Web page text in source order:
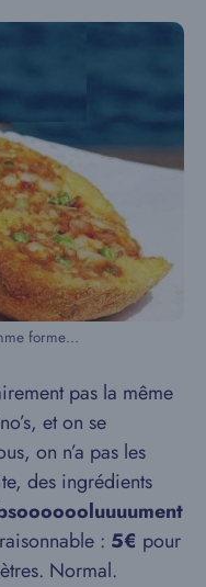
forme…
pas la même
et on se
on n’a pas les
des ingrédients
: 5€ pour
Normal.